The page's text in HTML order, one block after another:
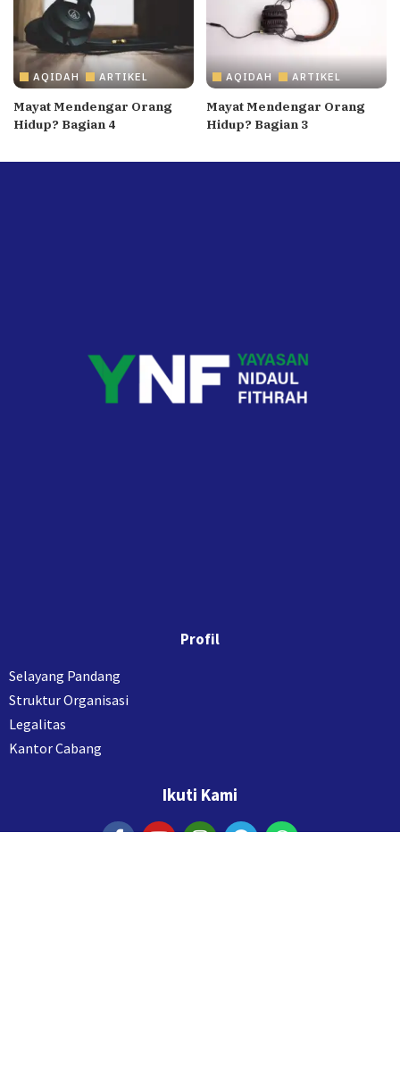
AQIDAH ARTIKEL
Mayat Mendengar Orang
Hidup? Bagian 4
AQIDAH ARTIKEL
Mayat Mendengar Orang
Hidup? Bagian 3
Profil
Selayang Pandang
Struktur Organisasi
Legalitas
Kantor Cabang
Ikuti Kami